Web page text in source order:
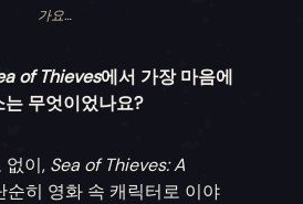
가요…
of Thieves에서 가장 마음에
무엇이었나요?
없이, Sea of Thieves: A
순히 영화 속 캐릭터로 이야